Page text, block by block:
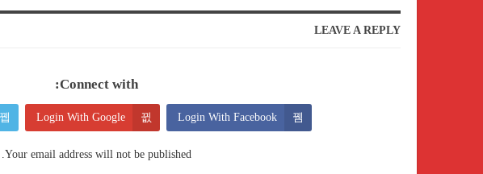
LEAVE A REPLY
Connect with:
Login With Facebook
Login With Google
Your email address will not be published.